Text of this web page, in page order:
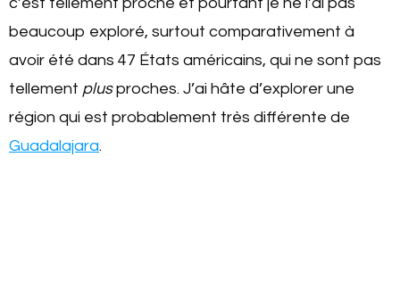
beaucoup exploré, surtout comparativement à
avoir été dans 47 États américains, qui ne sont pas
tellement plusproches. J’ai hâte d’explorer une
région qui est probablement très différente de
Guadalajara.